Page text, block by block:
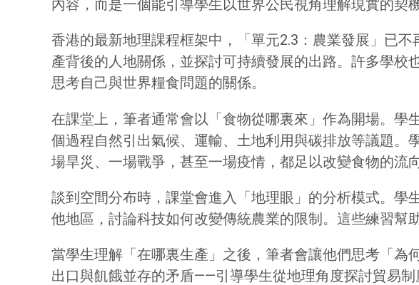
內容，而是一個能引導學生以世界公民視角理解現實的契機
香港的最新地理課程框架中，「單元2.3：農業發展」已
產背後的人地關係，並探討可持續發展的出路。許多學校
思考自己與世界糧食問題的關係。
在課堂上，筆者通常會以「食物從哪裏來」作為開場。
個過程自然引出氣候、運輸、土地利用與碳排放等議題
場旱災、一場戰爭，甚至一場疫情，都足以改變食物的流
談到空間分布時，課堂會進入「地理眼」的分析模式。
他地區，討論科技如何改變傳統農業的限制。這些練習幫
當學生理解「在哪裏生產」之後， 筆者會讓他們思考「為
出口與飢餓並存的矛盾——引導學生從地理角度探討貿易